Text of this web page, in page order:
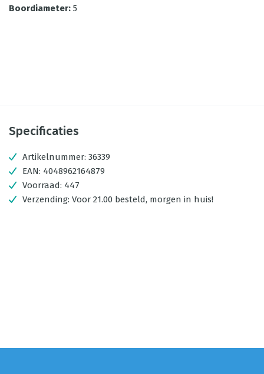
Boordiameter: 5
Specificaties
Artikelnummer: 36339
EAN: 4048962164879
Voorraad: 447
Verzending: Voor 21.00 besteld, morgen in huis!